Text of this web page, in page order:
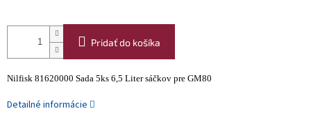
Pridať do košíka
Nilfisk 81620000 Sada 5ks 6,5 Liter sáčkov pre GM80
Detailné informácie